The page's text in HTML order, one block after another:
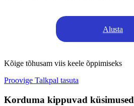
Alusta
Kõige tõhusam viis keele õppimiseks
Proovige Talkpal tasuta
Korduma kippuvad küsimused